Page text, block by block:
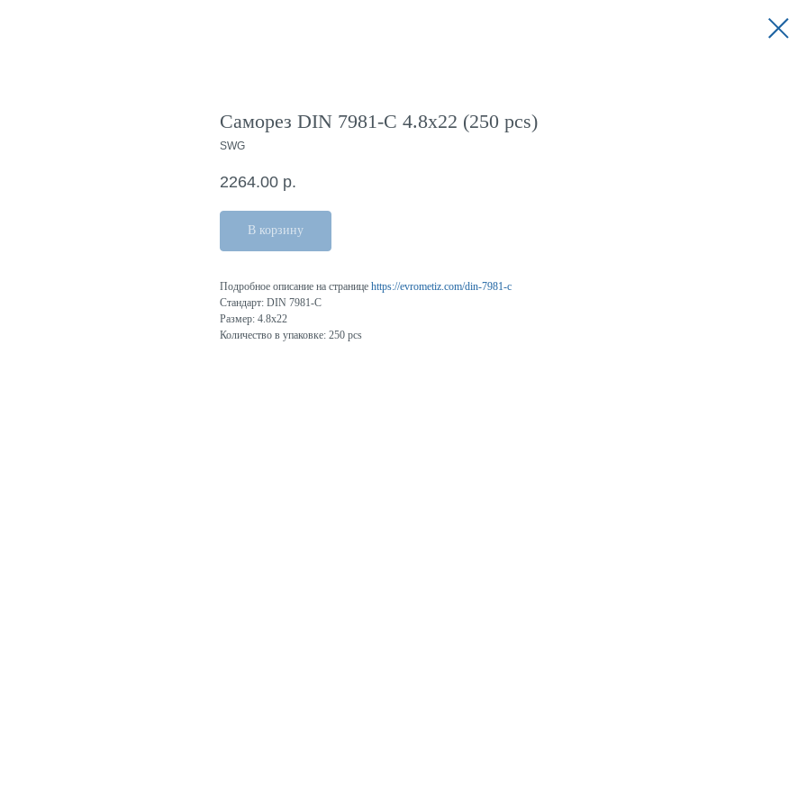
Саморез DIN 7981-C 4.8x22 (250 pcs)
SWG
2264.00 р.
В корзину
Подробное описание на странице https://evrometiz.com/din-7981-c
Стандарт: DIN 7981-C
Размер: 4.8x22
Количество в упаковке: 250 pcs